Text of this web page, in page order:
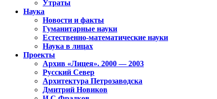
Утраты
Наука
Новости и факты
Гуманитарные науки
Естественно-математические науки
Наука в лицах
Проекты
Архив «Лицея». 2000 — 2003
Русский Север
Архитектура Петрозаводска
Дмитрий Новиков